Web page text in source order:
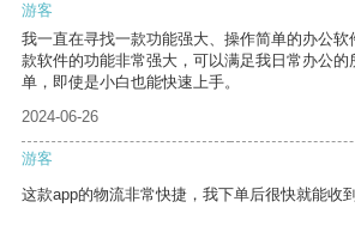
游客
我一直在寻找一款功能强大、操作简单的办公
款软件的功能非常强大，可以满足我日常办公
单，即使是小白也能快速上手。
2024-06-26
游客
这款app的物流非常快捷，我下单后很快就能收到